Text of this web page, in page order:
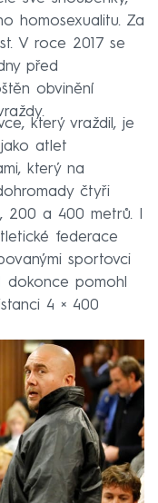
homosexualitu. Za
V roce 2017 se
před
obvinění
který vraždil, je
atlet
který na
čtyři
200 a 400 metrů. I
federace
sportovci
dokonce pomohl
4 × 400